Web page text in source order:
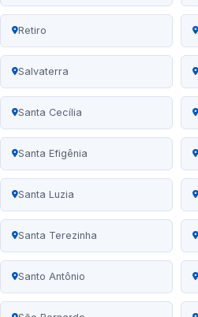
Retiro
Salvaterra
Santa Cecília
Santa Efigênia
Santa Luzia
Santa Terezinha
Santo Antônio